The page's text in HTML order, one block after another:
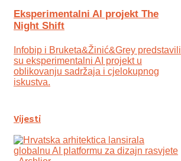
Eksperimentalni AI projekt The
Night Shift
Infobip i Bruketa&Žinić&Grey predstavili
su eksperimentalni AI projekt u
oblikovanju sadržaja i cjelokupnog
iskustva.
Vijesti